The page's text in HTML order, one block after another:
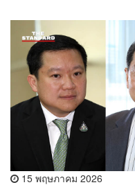
15 พฤษภาคม 2026